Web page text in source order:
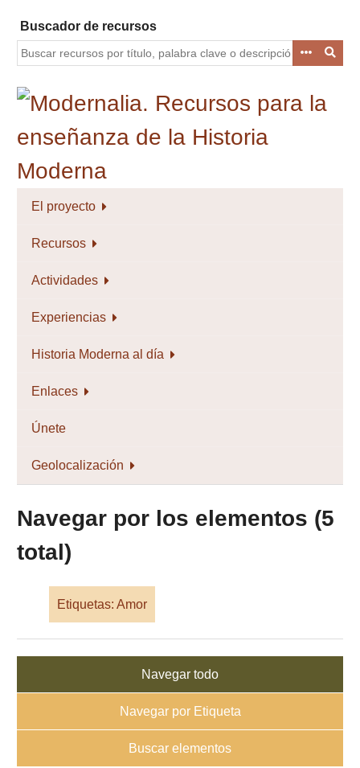
contenido
principal
Buscador de recursos
El proyecto
Recursos
Actividades
Experiencias
Historia Moderna al día
Enlaces
Únete
Geolocalización
Navegar por los elementos (5
total)
Etiquetas: Amor
Navegar todo
Navegar por Etiqueta
Buscar elementos